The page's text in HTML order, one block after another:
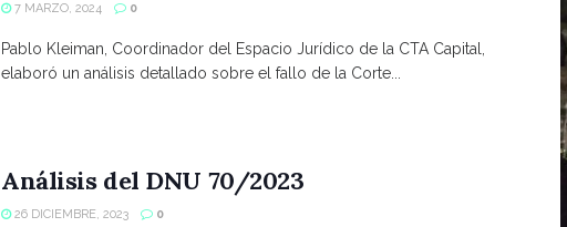
7 MARZO, 2024 0
Pablo Kleiman, Coordinador del Espacio Jurídico de la CTA Capital,
elaboró un análisis detallado sobre el fallo de la Corte...
Análisis del DNU 70/2023
26 DICIEMBRE, 2023 0